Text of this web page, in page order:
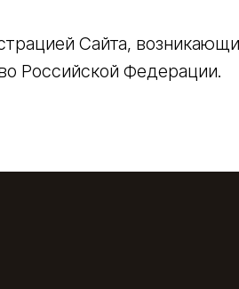
Сайта,
Российской Федерации.